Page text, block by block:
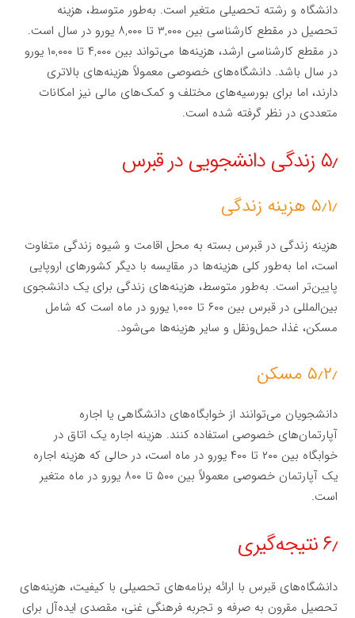
دانشگاه و رشته تحصیلی متغیر است. به‌طور متوسط، هزینه
تحصیل در مقطع کارشناسی بین ۳,۰۰۰ تا ۸,۰۰۰ یورو در سال است.
در مقطع کارشناسی ارشد، هزینه‌ها می‌تواند بین ۴,۰۰۰ تا ۱۰,۰۰۰ یورو
در سال باشد. دانشگاه‌های خصوصی معمولاً هزینه‌های بالاتری
دارند، اما برای بورسیه‌های مختلف و کمک‌های مالی نیز امکانات
متعددی در نظر گرفته شده است.
۵٫ زندگی دانشجویی در قبرس
۵٫۱٫ هزینه زندگی
هزینه زندگی در قبرس بسته به محل اقامت و شیوه زندگی متفاوت
است، اما به‌طور کلی هزینه‌ها در مقایسه با دیگر کشورهای اروپایی
پایین‌تر است. به‌طور متوسط، هزینه‌های زندگی برای یک دانشجوی
بین‌المللی در قبرس بین ۶۰۰ تا ۱,۰۰۰ یورو در ماه است که شامل
مسکن، غذا، حمل‌ونقل و سایر هزینه‌ها می‌شود.
۵٫۲٫ مسکن
دانشجویان می‌توانند از خوابگاه‌های دانشگاهی یا اجاره
آپارتمان‌های خصوصی استفاده کنند. هزینه اجاره یک اتاق در
خوابگاه بین ۲۰۰ تا ۴۰۰ یورو در ماه است، در حالی که هزینه اجاره
یک آپارتمان خصوصی معمولاً بین ۵۰۰ تا ۸۰۰ یورو در ماه متغیر
است.
۶٫ نتیجه‌گیری
دانشگاه‌های قبرس با ارائه برنامه‌های تحصیلی با کیفیت، هزینه‌های
تحصیل مقرون به صرفه و تجربه فرهنگی غنی، مقصدی ایده‌آل برای